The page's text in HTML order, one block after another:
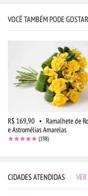
VOCÊ TAMBÉM PODE GOSTAR
R$ 169,90 • Ramalhete de
e Astromélias Amarelas
(198)
CIDADES ATENDIDAS |